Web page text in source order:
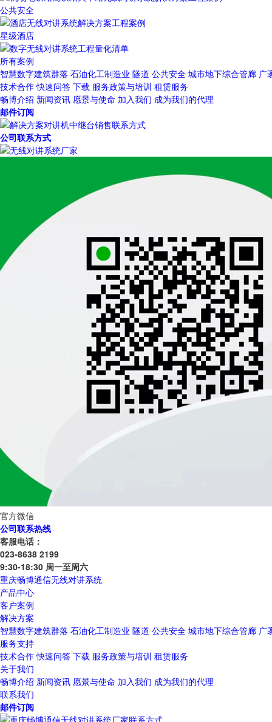
公共安全
星级酒店
所有案例
智慧数字建筑群落 石油化工制造业 隧道 公共安全 城市地下综合管廊 广
技术合作 快速问答 下载 服务政策与培训 租赁服务
畅博介绍 新闻资讯 愿景与使命 加入我们 成为我们的代理
邮件订阅
公司联系方式
官方微信
公司联系热线
客服电话：
023-8638 2199
9:30-18:30 周一至周六
重庆畅博通信无线对讲系统
产品中心
客户案例
解决方案
智慧数字建筑群落 石油化工制造业 隧道 公共安全 城市地下综合管廊 广
服务支持
技术合作 快速问答 下载 服务政策与培训 租赁服务
关于我们
畅博介绍 新闻资讯 愿景与使命 加入我们 成为我们的代理
联系我们
邮件订阅